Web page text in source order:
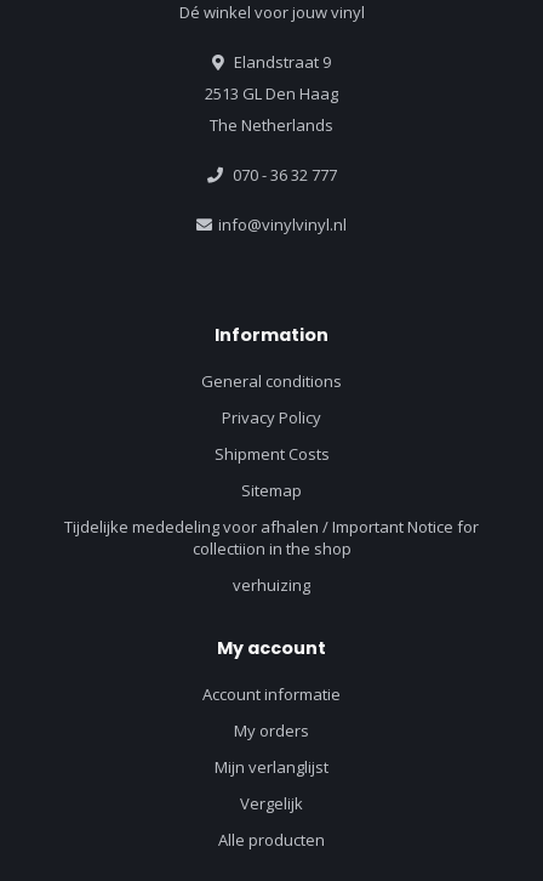
Dé winkel voor jouw vinyl
Elandstraat 9
2513 GL Den Haag
The Netherlands
070 - 36 32 777
info@vinylvinyl.nl
Information
General conditions
Privacy Policy
Shipment Costs
Sitemap
Tijdelijke mededeling voor afhalen / Important Notice for
collectiion in the shop
verhuizing
My account
Account informatie
My orders
Mijn verlanglijst
Vergelijk
Alle producten